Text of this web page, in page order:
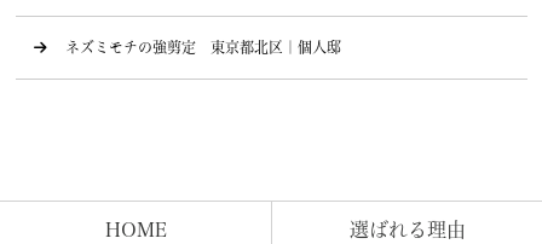
ネズミモチの強剪定 東京都北区｜個人邸
HOME 選ばれる理由